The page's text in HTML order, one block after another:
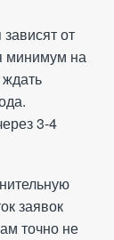
от
минимум на
3-4
заявок
точно не